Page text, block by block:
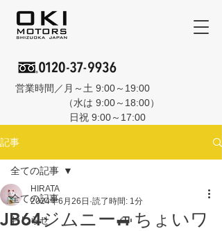
営業時間／月～土 9:00～19:00
（水は 9:00～18:00）
日祝 9:00～17:00
記事
全ての記事
おしらせ
全ての記事
JB64ジムニー🚙ちょいワ
HIRATA
2024年6月26日 読了時間: 1分